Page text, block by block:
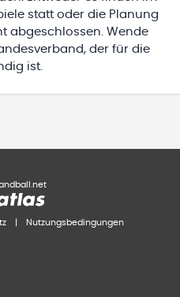
statt oder die Planung
abgeschlossen. Wende
der für die
ist.
Nutzungsbedingungen